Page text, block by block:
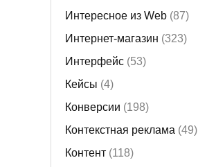
Интересное из Web(87)
Интернет-магазин (323)
Интерфейс(53)
Кейсы (4)
Конверсии (198)
Контекстная реклама (49)
Контент(118)